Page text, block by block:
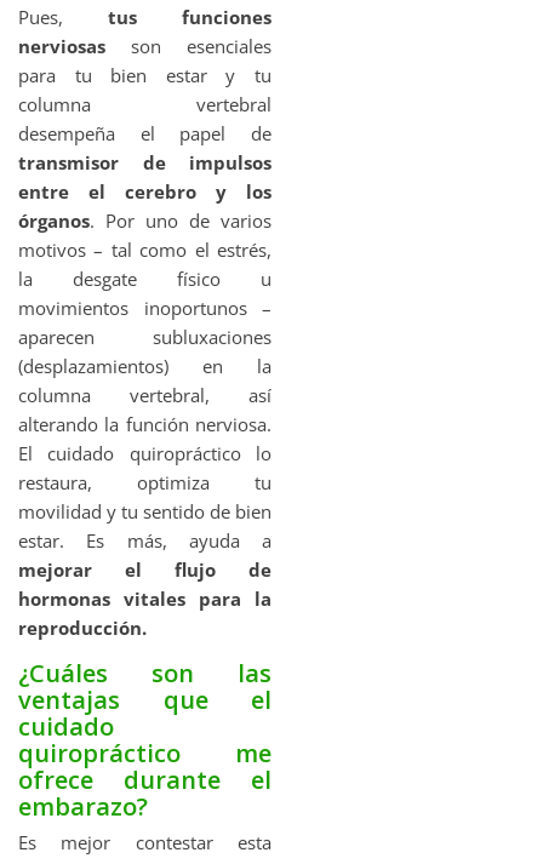
Pues, tus funciones
nerviosas son esenciales
para tu bien estar y tu
columna vertebral
desempeña el papel de
transmisor de impulsos
entre el cerebro y los
órganos. Por uno de varios
motivos – tal como el estrés,
la desgate físico u
movimientos inoportunos –
aparecen subluxaciones
(desplazamientos) en la
columna vertebral, así
alterando la función nerviosa.
El cuidado quiropráctico lo
restaura, optimiza tu
movilidad y tu sentido de bien
estar. Es más, ayuda a
mejorar el flujo de
hormonas vitales para la
reproducción.
¿Cuáles son las
ventajas que el
cuidado
quiropráctico me
ofrece durante el
embarazo?
Es mejor contestar esta